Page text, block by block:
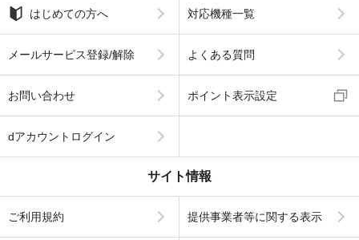
はじめての方へ 対応機種一覧
メールサービス登録/解除 よくある質問
お問い合わせ ポイント表示設定
dアカウントログイン
サイト情報
ご利用規約 提供事業者等に関する表示